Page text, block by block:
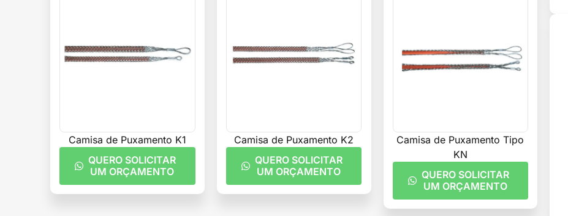
Camisa de Puxamento K1
QUERO SOLICITAR
UM ORÇAMENTO
Camisa de Puxamento K2
QUERO SOLICITAR
UM ORÇAMENTO
Camisa de Puxamento Tipo
KN
QUERO SOLICITAR
UM ORÇAMENTO